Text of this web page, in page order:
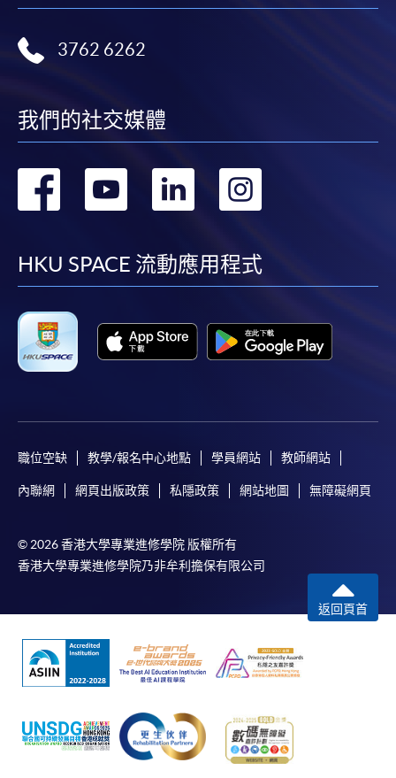
3762 6262
我們的社交媒體
轉
facebook
轉
youtube
轉
linkedin
HKU SPACE 流動應用程式
職位空缺 教學/報名中心地點 學員網站 教師網站
內聯網 網頁出版政策 私隱政策 網站地圖 無障礙網頁
© 2026 香港大學專業進修學院 版權所有
香港大學專業進修學院乃非牟利擔保有限公司
返回頁首